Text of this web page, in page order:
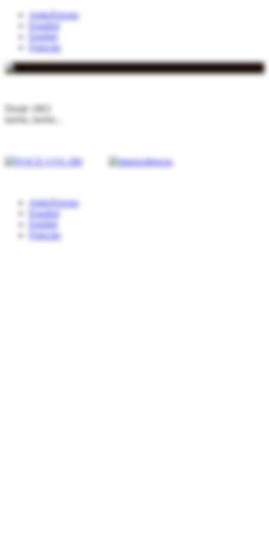
AntiuXixona
Español
English
Français
Desde 1863
turrón, turrón...
AntiuXixona
Español
English
Français